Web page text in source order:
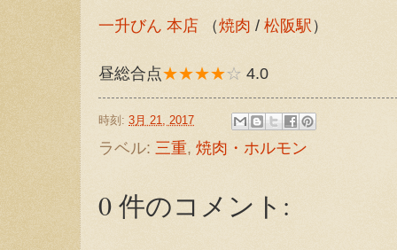
一升びん 本店 （焼肉 / 松阪駅 ）
昼総合点★★★★☆ 4.0
時刻: 3月 21, 2017
ラベル: 三重, 焼肉・ホルモン
0 件のコメント: